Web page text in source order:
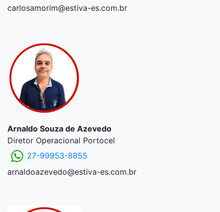
carlosamorim@estiva-es.com.br
Arnaldo Souza de Azevedo
Diretor Operacional Portocel
27-99953-8855
arnaldoazevedo@estiva-es.com.br